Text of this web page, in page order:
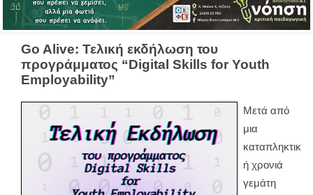
Go Alive: Τελική εκδήλωση του
προγράμματος “Digital Skills for Youth
Employability”
Μετά από
μια
καταπληκτικ
ή χρονιά
γεμάτη